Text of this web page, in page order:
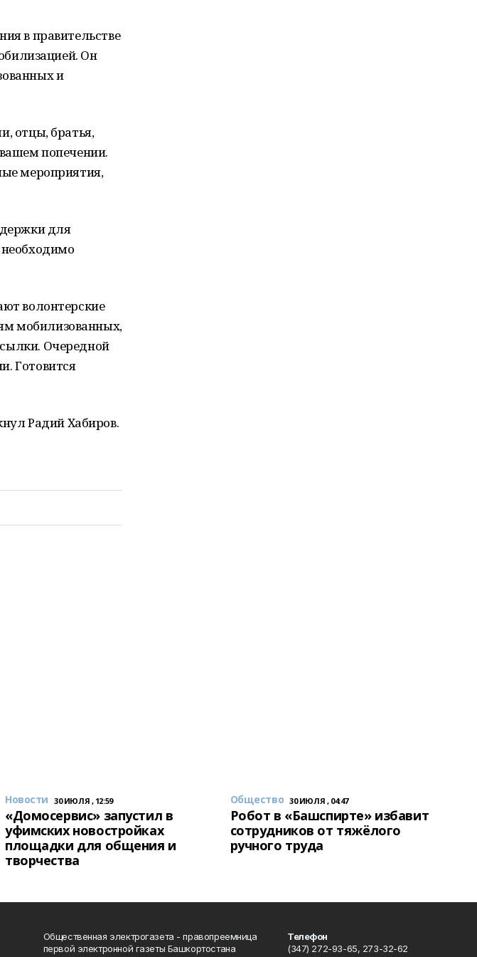
в правительстве
Он
и
отцы, братья,
попечении.
мероприятия,
для
волонтерские
мобилизованных,
Очередной
Готовится
Радий Хабиров.
Новости 30 ИЮЛЯ , 12:59
«Домосервис» запустил в
уфимских новостройках
площадки для общения и
творчества
Общество 30 ИЮЛЯ , 04:47
Робот в «Башспирте» избавит
сотрудников от тяжёлого
ручного труда
Общественная электрогазета - правопреемница
первой электронной газеты Башкортостана
Телефон
(347) 272-93-65, 273-32-62